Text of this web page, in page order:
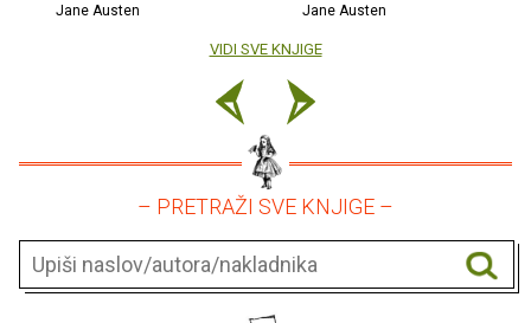
Jane Austen Jane Austen
VIDI SVE KNJIGE
– PRETRAŽI SVE KNJIGE –